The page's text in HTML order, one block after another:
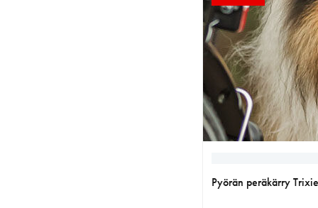
Pyörän peräkärry Trixie